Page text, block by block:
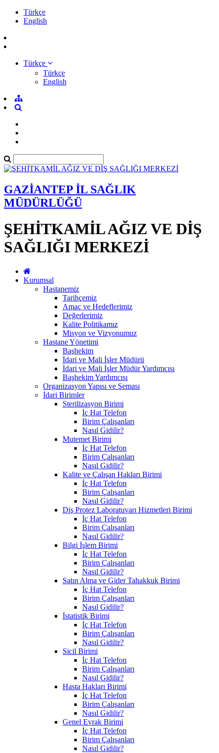
Türkçe
English
Türkçe
Türkçe
English
GAZİANTEP İL SAĞLIK
MÜDÜRLÜĞÜ
ŞEHİTKAMİL AĞIZ VE DİŞ
SAĞLIĞI MERKEZİ
Kurumsal
Hastanemiz
Tarihçemiz
Amaç ve Hedeflerimiz
Değerlerimiz
Kalite Politikamız
Misyon ve Vizyonumuz
Hastane Yönetimi
Başhekim
İdari ve Mali İşler Müdürü
İdari ve Mali İşler Müdür Yardımcısı
Başhekim Yardımcısı
Organizasyon Yapısı ve Şeması
İdari Birimler
Sterilizasyon Birimi
İç Hat Telefon
Birim Çalışanları
Nasıl Gidilir?
Mutemet Birimi
İç Hat Telefon
Birim Çalışanları
Nasıl Gidilir?
Kalite ve Çalışan Hakları Birimi
İç Hat Telefon
Birim Çalışanları
Nasıl Gidilir?
Diş Protez Laboratuvarı Hizmetleri Birimi
İç Hat Telefon
Birim Çalışanları
Nasıl Gidilir?
Bilgi İşlem Birimi
İç Hat Telefon
Birim Çalışanları
Nasıl Gidilir?
Satın Alma ve Gider Tahakkuk Birimi
İç Hat Telefon
Birim Çalışanları
Nasıl Gidilir?
İstatistik Birimi
İç Hat Telefon
Birim Çalışanları
Nasıl Gidilir?
Sicil Birimi
İç Hat Telefon
Birim Çalışanları
Nasıl Gidilir?
Hasta Hakları Birimi
İç Hat Telefon
Birim Çalışanları
Nasıl Gidilir?
Genel Evrak Birimi
İç Hat Telefon
Birim Çalışanları
Nasıl Gidilir?